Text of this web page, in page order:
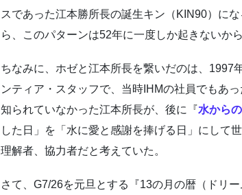
スであった江本勝所長の誕生キン（KIN90）に
ら、このパターンは52年に一度しか起きないから
ちなみに、ホゼと江本所長を繋いだのは、1997
ンティア・スタッフで、当時IHMの社員でもあ
知られていなかった江本所長が、後に『水から
した日」を「水に愛と感謝を捧げる日」にして
理解者、協力者だと考えていた。
さて、G7/26を元旦とする『13の月の暦（ドリ